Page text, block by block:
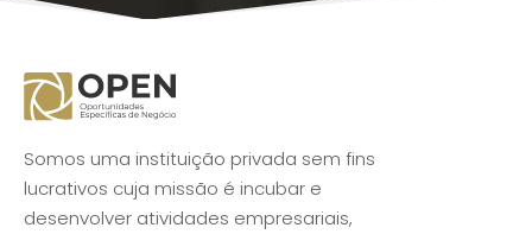
Somos uma instituição privada sem fins
lucrativos cuja missão é incubar e
desenvolver atividades empresariais,